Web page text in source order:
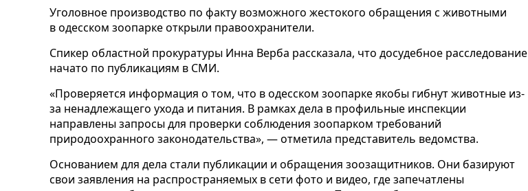
Уголовное производство по факту возможного жестокого обращения с животными
в одесском зоопарке открыли правоохранители.
Спикер областной прокуратуры Инна Верба рассказала, что досудебное расследование
начато по публикациям в СМИ.
«Проверяется информация о том, что в одесском зоопарке якобы гибнут животные из-
за ненадлежащего ухода и питания. В рамках дела в профильные инспекции
направлены запросы для проверки соблюдения зоопарком требований
природоохранного законодательства», — отметила представитель ведомства.
Основанием для дела стали публикации и обращения зоозащитников. Они базируют
свои заявления на распространяемых в сети фото и видео, где запечатлены